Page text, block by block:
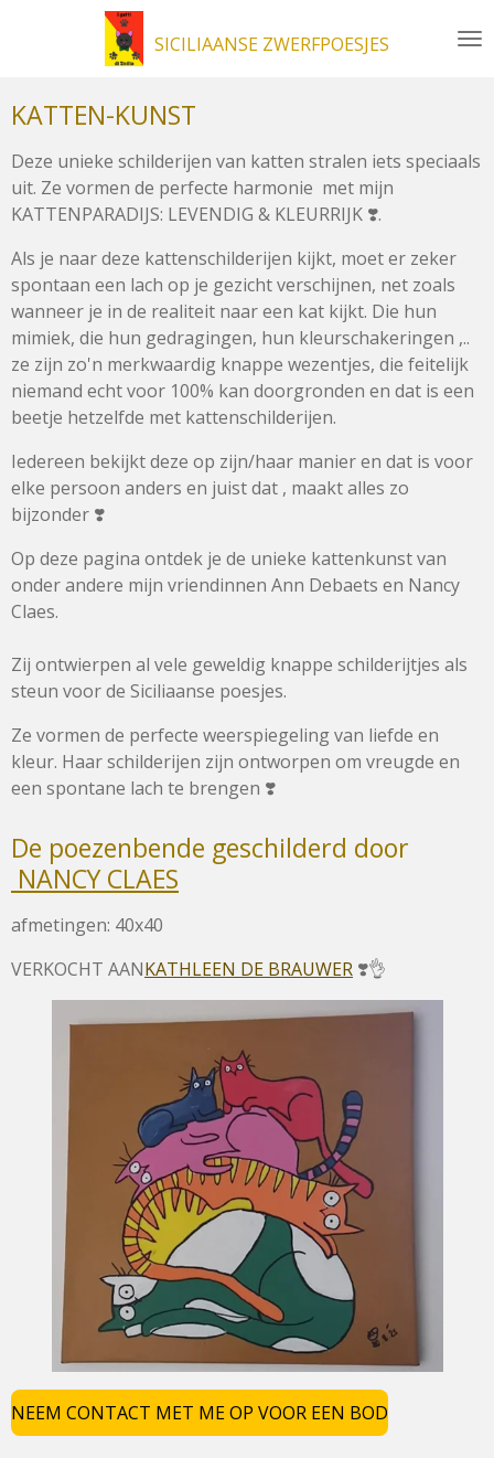
de
hoofdinhoud
SICILIAANSE ZWERFPOESJES
KATTEN-KUNST
Deze unieke schilderijen van katten stralen iets speciaals
uit. Ze vormen de perfecte harmonie met mijn
KATTENPARADIJS: LEVENDIG & KLEURRIJK ❣️.
Als je naar deze kattenschilderijen kijkt, moet er zeker
spontaan een lach op je gezicht verschijnen, net zoals
wanneer je in de realiteit naar een kat kijkt. Die hun
mimiek, die hun gedragingen, hun kleurschakeringen ,..
ze zijn zo'n merkwaardig knappe wezentjes, die feitelijk
niemand echt voor 100% kan doorgronden en dat is een
beetje hetzelfde met kattenschilderijen.
Iedereen bekijkt deze op zijn/haar manier en dat is voor
elke persoon anders en juist dat , maakt alles zo
bijzonder ❣️
Op deze pagina ontdek je de unieke kattenkunst van
onder andere mijn vriendinnen Ann Debaets en Nancy
Claes.
Zij ontwierpen al vele geweldig knappe schilderijtjes als
steun voor de Siciliaanse poesjes.
Ze vormen de perfecte weerspiegeling van liefde en
kleur. Haar schilderijen zijn ontworpen om vreugde en
een spontane lach te brengen ❣️
De poezenbende geschilderd door
NANCY CLAES
afmetingen: 40x40
VERKOCHT AANKATHLEEN DE BRAUWER ❣️👌
NEEM CONTACT MET ME OP VOOR EEN BOD